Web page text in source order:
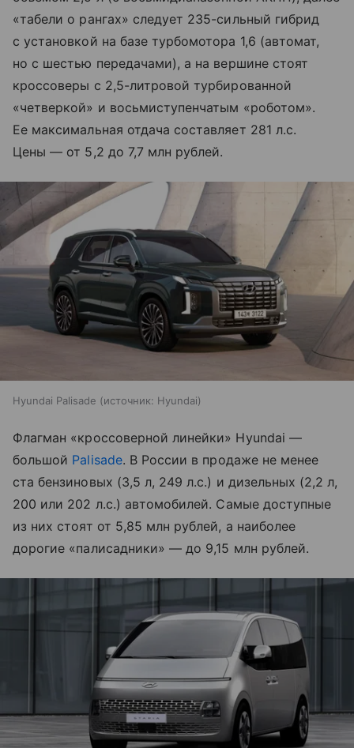
«табели о рангах» следует 235-сильный гибрид
с установкой на базе турбомотора 1,6 (автомат,
но с шестью передачами), а на вершине стоят
кроссоверы с 2,5-литровой турбированной
«четверкой» и восьмиступенчатым «роботом».
Ее максимальная отдача составляет 281 л.с.
Цены — от 5,2 до 7,7 млн рублей.
Hyundai Palisade источник: Hyundai
Флагман «кроссоверной линейки» Hyundai —
большой Palisade. В России в продаже не менее
ста бензиновых (3,5 л, 249 л.с.) и дизельных (2,2 л,
200 или 202 л.с.) автомобилей. Самые доступные
из них стоят от 5,85 млн рублей, а наиболее
дорогие «палисадники» — до 9,15 млн рублей.